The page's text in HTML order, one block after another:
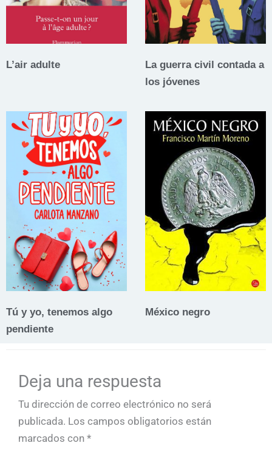
L’air adulte
La guerra civil contada a
los jóvenes
Tú y yo, tenemos algo
pendiente
México negro
Deja una respuesta
Tu dirección de correo electrónico no será
publicada. Los campos obligatorios están
marcados con *